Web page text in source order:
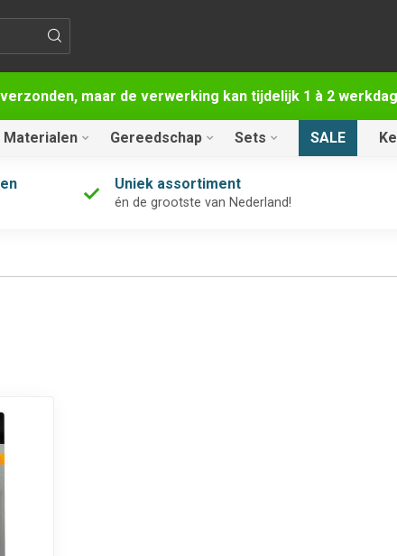
maar de verwerking kan tijdelijk 1 à 2
Materialen Gereedschap Sets SALE
Uniek assortiment
én de grootste van Nederland!